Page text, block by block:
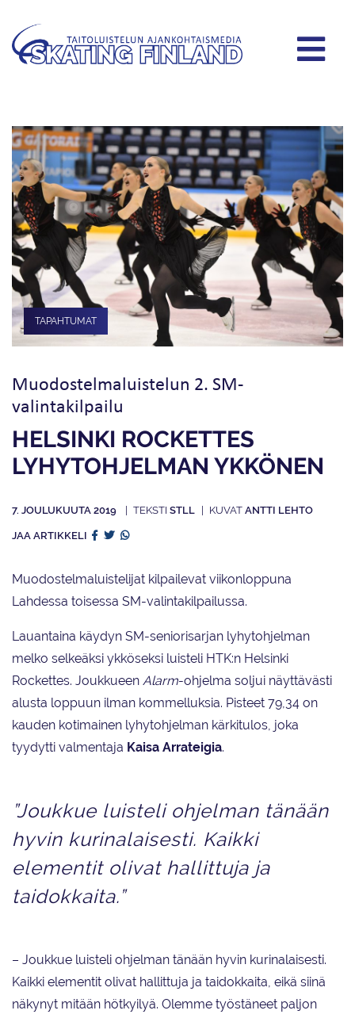
TAPAHTUMAT
Muodostelmaluistelun 2. SM-
valintakilpailu
HELSINKI ROCKETTES
LYHYTOHJELMAN YKKÖNEN
7. JOULUKUUTA 2019 STLL ANTTI LEHTO
JAA ARTIKKELI
Muodostelmaluistelijat kilpailevat viikonloppuna
Lahdessa toisessa SM-valintakilpailussa.
Lauantaina käydyn SM-seniorisarjan lyhytohjelman
melko selkeäksi ykköseksi luisteli HTK:n Helsinki
Rockettes. Joukkueen Alarm-ohjelma soljui näyttävästi
alusta loppuun ilman kommelluksia. Pisteet 79,34 on
kauden kotimainen lyhytohjelman kärkitulos, joka
tyydytti valmentaja Kaisa Arrateigia.
”Joukkue luisteli ohjelman tänään
hyvin kurinalaisesti. Kaikki
elementit olivat hallittuja ja
taidokkaita.”
– Joukkue luisteli ohjelman tänään hyvin kurinalaisesti.
Kaikki elementit olivat hallittuja ja taidokkaita, eikä siinä
näkynyt mitään hötkyilyä. Olemme työstäneet paljon